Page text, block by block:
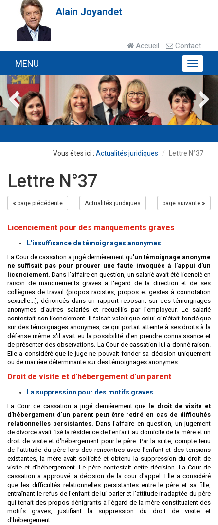
Alain Joyandet
Accueil Contact
MENU
MENU
Actualités juridiques Lettre N°37
Lettre N°37
page précédente Actualités juridiques page suivante
Licenciement pour des manquements graves
L'insuffisance de témoignages anonymes
La Cour de cassation a jugé dernièrement qu'un témoignage anonyme
ne suffisait pas pour prouver une faute invoquée à l'appui d'un
licenciement. Dans l'affaire en question, un salarié avait été licencié en
raison de manquements graves à l'égard de la direction et de ses
collègues de travail (propos racistes, propos et gestes à connotation
sexuelle...), dénoncés dans un rapport reposant sur des témoignages
anonymes d'autres salariés et recueillis par l'employeur. Le salarié
contestait son licenciement. Il faisait valoir que celui-ci n'était fondé que
sur des témoignages anonymes, ce qui portait atteinte à ses droits à la
défense même s'il avait eu la possibilité d'en prendre connaissance et
de présenter des observations. La Cour de cassation lui a donné raison.
Elle a considéré que le juge ne pouvait fonder sa décision uniquement
ou de manière déterminante sur des témoignages anonymes.
Droit de visite et d'hébergement d'un parent
La suppression pour des motifs graves
La Cour de cassation a jugé dernièrement que
le droit de visite et
d'hébergement d'un parent peut être retiré en cas de difficultés
relationnelles persistantes. Dans l'affaire en question, un jugement
de divorce avait fixé la résidence de l'enfant au domicile de la mère et un
droit de visite et d'hébergement pour le père. Par la suite, compte tenu
de l'attitude du père lors des rencontres avec l'enfant et des tensions
existantes, la mère avait sollicité et obtenu la suppression du droit de
visite et d'hébergement. Le père contestait cette décision. La Cour de
cassation a approuvé la décision de la cour d'appel. Elle a considéré
que les difficultés relationnelles persistantes entre le père et sa fille,
entraînant le refus de l'enfant de lui parler et l'attitude inadaptée du père
qui tenait des propos dénigrants à l'égard de la mère constituaient des
motifs graves, justifiant la suppression du droit de visite et
d'hébergement.